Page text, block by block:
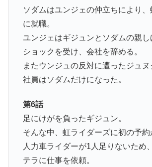
ソダムはユンジェの仲立ちにより
に就職。
ユンジェはギジュンとソダムの親し
ショックを受け、会社を辞める。
またウンジュの反対に遭ったジュヌ
社員はソダムだけになった。
第6話
足にけがを負ったギジュン。
そんな中、虹ライダーズに初の予約
人力車ライダーが1人足りないため
テラに仕事を依頼。